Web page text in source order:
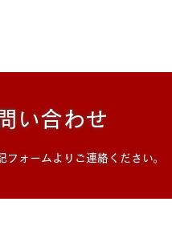
問い合わせ
フォームよりご連絡ください。